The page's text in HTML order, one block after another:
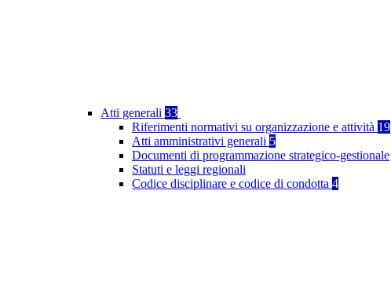
Atti generali 33
Riferimenti normativi su organizzazione e attività 19
Atti amministrativi generali 5
Documenti di programmazione strategico-gestionale
Statuti e leggi regionali
Codice disciplinare e codice di condotta 4